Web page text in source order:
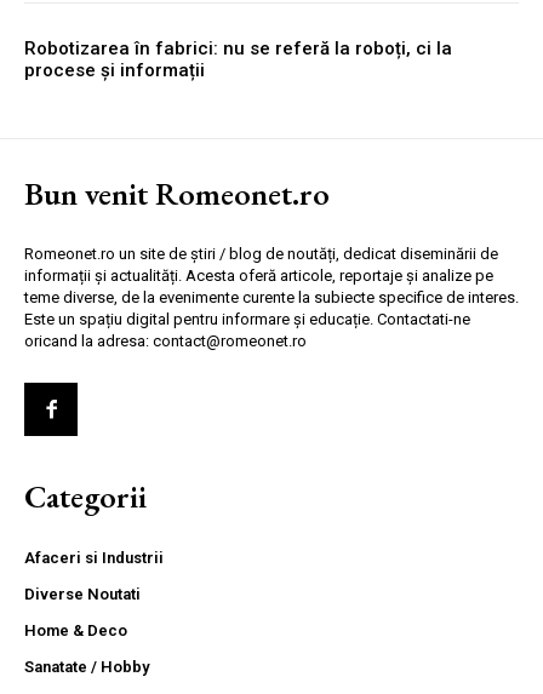
Robotizarea în fabrici: nu se referă la roboți, ci la
procese și informații
Bun venit Romeonet.ro
Romeonet.ro un site de știri / blog de noutăți, dedicat diseminării de
informații și actualități. Acesta oferă articole, reportaje și analize pe
teme diverse, de la evenimente curente la subiecte specifice de interes.
Este un spațiu digital pentru informare și educație. Contactati-ne
oricand la adresa: contact@romeonet.ro
Categorii
Afaceri si Industrii
Diverse Noutati
Home & Deco
Sanatate / Hobby